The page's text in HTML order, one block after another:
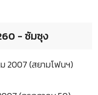
- ซัมซุง
2007 (สยามโฟนฯ)